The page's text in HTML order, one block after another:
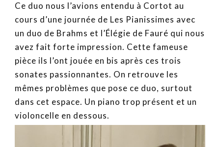
Ce duo nous l’avions entendu à Cortot au
cours d’une journée de Les Pianissimes avec
un duo de Brahms et l’Élégie de Fauré qui nous
avez fait forte impression. Cette fameuse
pièce ils l’ont jouée en bis après ces trois
sonates passionnantes. On retrouve les
mêmes problèmes que pose ce duo, surtout
dans cet espace. Un piano trop présent et un
violoncelle en dessous.